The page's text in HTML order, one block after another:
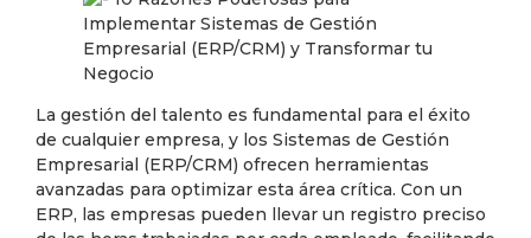
La gestión del talento es fundamental para el éxito
de cualquier empresa, y los Sistemas de Gestión
Empresarial (ERP/CRM) ofrecen herramientas
avanzadas para optimizar esta área crítica. Con un
ERP, las empresas pueden llevar un registro preciso